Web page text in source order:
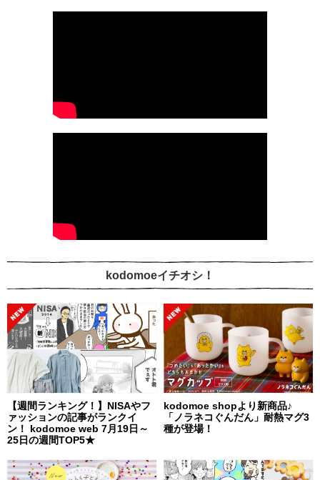
kodomoeイチオシ！
【週間ランキング！】NISAやフ
ァッションの記事がランクイ
ン！ kodomoe web 7月19日～
25日の週間TOP5★
kodomoe shopより新商品♪
「ノラネコぐんだん」耐熱マグ3
種が登場！